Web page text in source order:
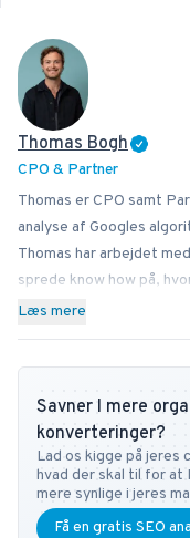
Thomas Bogh
CPO & Partner
Thomas er CPO samt
analyse af Googles
Thomas har arbejdet
sprede know how på,
SEO bedst i sin
i København. Har du
kan du altid kontakte ham
Læs mere
Savner I mere
konverteringer?
Lad os kigge på jeres
hvad der skal til for at
mere synlige i jeres
Få en gratis SEO